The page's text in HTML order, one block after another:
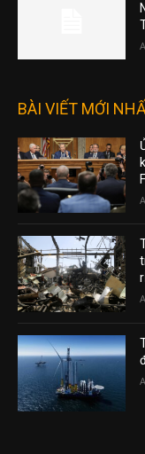
BÀI VIẾT MỚI